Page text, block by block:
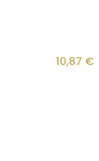
10,87 €